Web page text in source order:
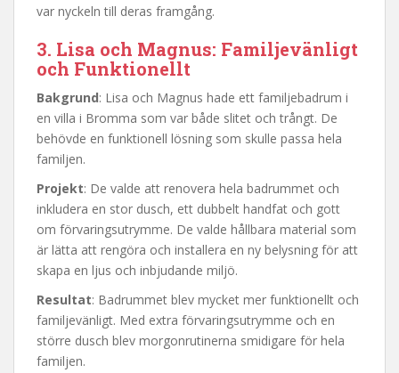
var nyckeln till deras framgång.
3. Lisa och Magnus: Familjevänligt
och Funktionellt
Bakgrund: Lisa och Magnus hade ett familjebadrum i
en villa i Bromma som var både slitet och trångt. De
behövde en funktionell lösning som skulle passa hela
familjen.
Projekt: De valde att renovera hela badrummet och
inkludera en stor dusch, ett dubbelt handfat och gott
om förvaringsutrymme. De valde hållbara material som
är lätta att rengöra och installera en ny belysning för att
skapa en ljus och inbjudande miljö.
Resultat: Badrummet blev mycket mer funktionellt och
familjevänligt. Med extra förvaringsutrymme och en
större dusch blev morgonrutinerna smidigare för hela
familjen.